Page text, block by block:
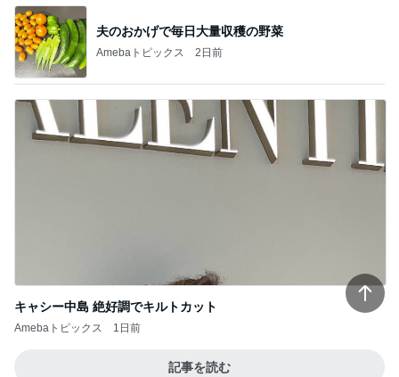
夫のおかげで毎日大量収穫の野菜
Amebaトピックス 2日前
キャシー中島 絶好調でキルトカット
Amebaトピックス 1日前
記事を読む